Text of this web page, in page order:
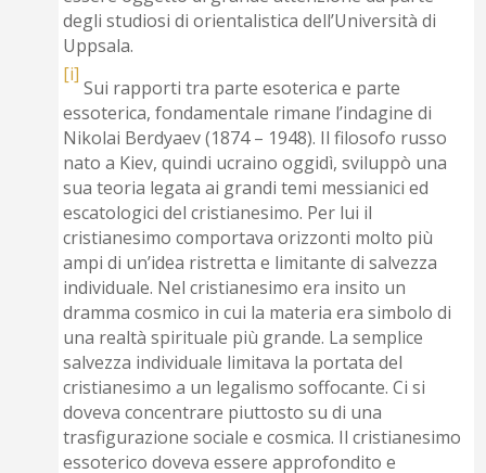
degli studiosi di orientalistica dell’Università di
Uppsala.
[i]
Sui rapporti tra parte esoterica e parte
essoterica, fondamentale rimane l’indagine di
Nikolai Berdyaev (1874 – 1948). Il filosofo russo
nato a Kiev, quindi ucraino oggidì, sviluppò una
sua teoria legata ai grandi temi messianici ed
escatologici del cristianesimo. Per lui il
cristianesimo comportava orizzonti molto più
ampi di un’idea ristretta e limitante di salvezza
individuale. Nel cristianesimo era insito un
dramma cosmico in cui la materia era simbolo di
una realtà spirituale più grande. La semplice
salvezza individuale limitava la portata del
cristianesimo a un legalismo soffocante. Ci si
doveva concentrare piuttosto su di una
trasfigurazione sociale e cosmica. Il cristianesimo
essoterico doveva essere approfondito e